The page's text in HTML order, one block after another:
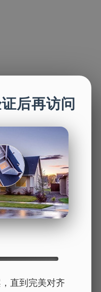
后再访问
直到完美对齐